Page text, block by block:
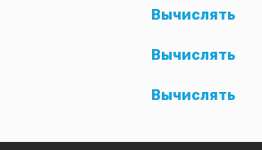
Вычислять
Вычислять
Вычислять